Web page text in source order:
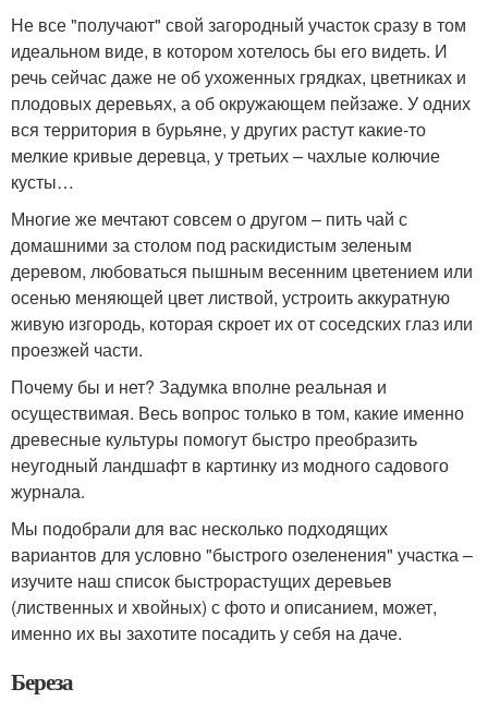
Не все "получают" свой загородный участок сразу в том
идеальном виде, в котором хотелось бы его видеть. И
речь сейчас даже не об ухоженных грядках, цветниках и
плодовых деревьях, а об окружающем пейзаже. У одних
вся территория в бурьяне, у других растут какие-то
мелкие кривые деревца, у третьих – чахлые колючие
кусты…
Многие же мечтают совсем о другом – пить чай с
домашними за столом под раскидистым зеленым
деревом, любоваться пышным весенним цветением или
осенью меняющей цвет листвой, устроить аккуратную
живую изгородь, которая скроет их от соседских глаз или
проезжей части.
Почему бы и нет? Задумка вполне реальная и
осуществимая. Весь вопрос только в том, какие именно
древесные культуры помогут быстро преобразить
неугодный ландшафт в картинку из модного садового
журнала.
Мы подобрали для вас несколько подходящих
вариантов для условно "быстрого озеленения" участка –
изучите наш список быстрорастущих деревьев
(лиственных и хвойных) с фото и описанием, может,
именно их вы захотите посадить у себя на даче.
Береза